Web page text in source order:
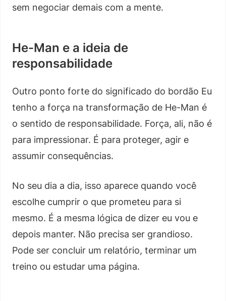
sem negociar demais com a mente.
He-Man e a ideia de
responsabilidade
Outro ponto forte do significado do bordão Eu
tenho a força na transformação de He-Man é
o sentido de responsabilidade. Força, ali, não é
para impressionar. É para proteger, agir e
assumir consequências.
No seu dia a dia, isso aparece quando você
escolhe cumprir o que prometeu para si
mesmo. É a mesma lógica de dizer eu vou e
depois manter. Não precisa ser grandioso.
Pode ser concluir um relatório, terminar um
treino ou estudar uma página.